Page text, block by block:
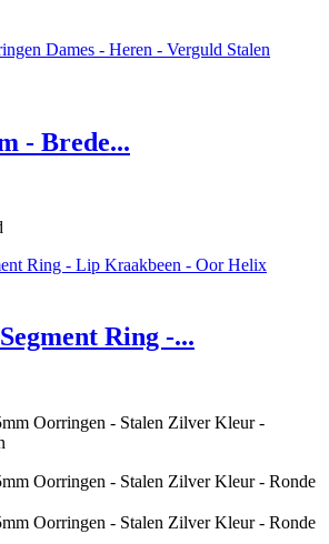
- Brede...
Ring -...